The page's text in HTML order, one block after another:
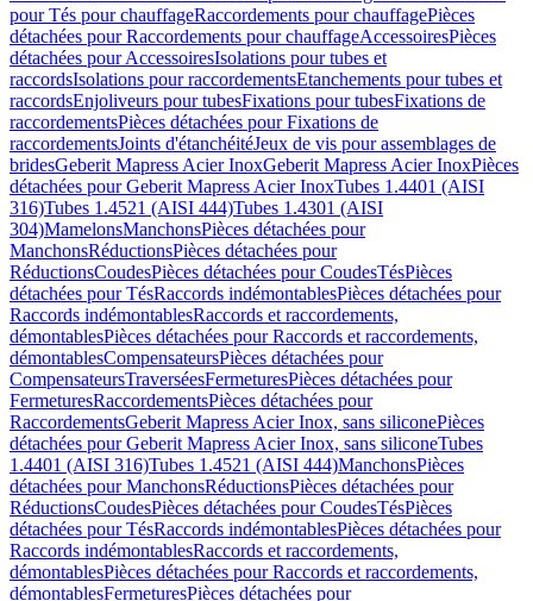
pour Tés pour chauffageRaccordements pour chauffagePièces
détachées pour Raccordements pour chauffageAccessoiresPièces
détachées pour AccessoiresIsolations pour tubes et
raccordsIsolations pour raccordementsEtanchements pour tubes et
raccordsEnjoliveurs pour tubesFixations pour tubesFixations de
raccordementsPièces détachées pour Fixations de
raccordementsJoints d'étanchéitéJeux de vis pour assemblages de
bridesGeberit Mapress Acier InoxGeberit Mapress Acier InoxPièces
détachées pour Geberit Mapress Acier InoxTubes 1.4401 (AISI
316)Tubes 1.4521 (AISI 444)Tubes 1.4301 (AISI
304)MamelonsManchonsPièces détachées pour
ManchonsRéductionsPièces détachées pour
RéductionsCoudesPièces détachées pour CoudesTésPièces
détachées pour TésRaccords indémontablesPièces détachées pour
Raccords indémontablesRaccords et raccordements,
démontablesPièces détachées pour Raccords et raccordements,
démontablesCompensateursPièces détachées pour
CompensateursTraverséesFermeturesPièces détachées pour
FermeturesRaccordementsPièces détachées pour
RaccordementsGeberit Mapress Acier Inox, sans siliconePièces
détachées pour Geberit Mapress Acier Inox, sans siliconeTubes
1.4401 (AISI 316)Tubes 1.4521 (AISI 444)ManchonsPièces
détachées pour ManchonsRéductionsPièces détachées pour
RéductionsCoudesPièces détachées pour CoudesTésPièces
détachées pour TésRaccords indémontablesPièces détachées pour
Raccords indémontablesRaccords et raccordements,
démontablesPièces détachées pour Raccords et raccordements,
démontablesFermeturesPièces détachées pour